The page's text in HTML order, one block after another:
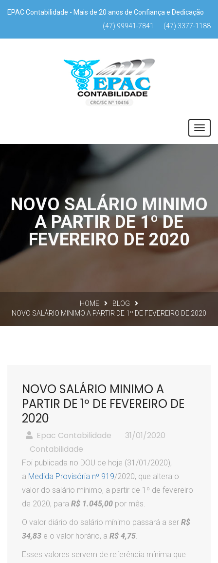
EPAC Contabilidade - Mais de 20 anos de Confiança e Dedicação
(47) 99941-7841
(47) 3377-1188
NOVO SALÁRIO MINIMO
A PARTIR DE 1º DE
FEVEREIRO DE 2020
HOME
BLOG
NOVO SALÁRIO MINIMO A PARTIR DE 1º DE FEVEREIRO DE 2020
NOVO SALÁRIO MINIMO A
PARTIR DE 1º DE FEVEREIRO DE
2020
Epac Contabilidade
31/01/2020
Contabilidade
Foi publicada no DOU de hoje (31/01/2020),
a Medida Provisória nº 919/2020, que altera o
valor do salário mínimo, a partir de 1º de fevereiro
de 2020, para R$ 1.045,00 por mês.
O valor diário do salário mínimo passará a ser R$
34,83 e o valor horário, a R$ 4,75.
Esses valores servem de referência mínima que